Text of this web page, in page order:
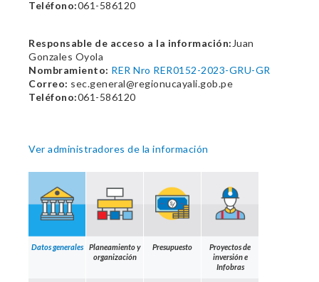
Teléfono:061-586120
Responsable de acceso a la información: Juan
Gonzales Oyola
Nombramiento: RER Nro RER0152-2023-GRU-GR
Correo: sec.general@regionucayali.gob.pe
Teléfono:061-586120
Ver administradores de la información
Datos generales
Planeamiento y
organización
Presupuesto
Proyectos de
inversión e
Infobras